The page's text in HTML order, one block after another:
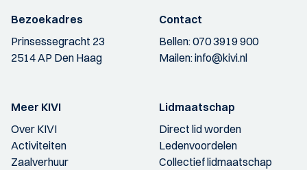
Bezoekadres
Prinsessegracht 23
2514 AP Den Haag
Contact
Bellen:070 3919 900
Mailen:info@kivi.nl
Meer KIVI
Over KIVI
Activiteiten
Zaalverhuur
Lidmaatschap
Direct lid worden
Ledenvoordelen
Collectief lidmaatschap